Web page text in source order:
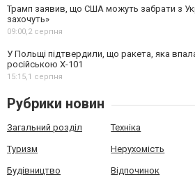
Трамп заявив, що США можуть забрати з
захочуть»
09:00,2 серпня
У Польщі підтвердили, що ракета, яка
російською Х-101
15:15,1 серпня
Рубрики новин
Загальний розділ Техніка
Туризм Нерухомість
Будівництво Відпочинок